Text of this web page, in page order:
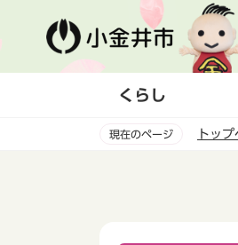
ー
くらし
現在のページ トッ